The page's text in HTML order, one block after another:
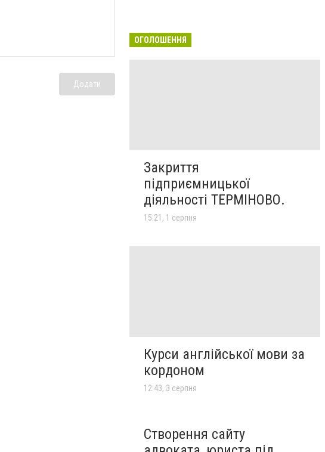
Додати
ОГОЛОШЕННЯ
Закриття
підприємницької
діяльності ТЕРМІНОВО.
15:21, 1 серпня
Курси англійської мови за
кордоном
12:43, 3 серпня
Створення сайту